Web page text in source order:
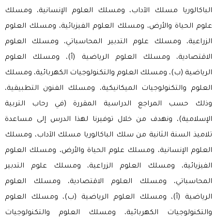
الباكالوريا مسلك الآداب، ومسلك العلوم الإنسانية، ومسلك
علوم الحياة والأرض، ومسلك العلوم الفيزيائية، ومسلك العلوم
الزراعية، ومسلك علوم التدبير المحاسباتي، ومسلك العلوم
الاقتصادية، ومسلك العلوم الرياضية (أ)، ومسلك العلوم
الرياضية (ب)، ومسلك العلوم والتكنولوجيات الكهربائية، ومسلك
العلوم والتكنولوجيات الميكانيكية، ومسلك الفنون التطبيقية،
وذلك حسب المراجع الدراسية المقررة (في رحاب التربية
الإسلامية)، ونهدف من خلال توفيرنا لهذا الدرس إلى مساعدة
تلاميذ السنة الثانية من سلك الباكالوريا مسلك الآداب، ومسلك
العلوم الإنسانية، ومسلك علوم الحياة والأرض، ومسلك العلوم
الفيزيائية، ومسلك العلوم الزراعية، ومسلك علوم التدبير
المحاسباتي، ومسلك العلوم الاقتصادية، ومسلك العلوم
الرياضية (أ)، ومسلك العلوم الرياضية (ب)، ومسلك العلوم
والتكنولوجيات الكهربائية، ومسلك العلوم والتكنولوجيات